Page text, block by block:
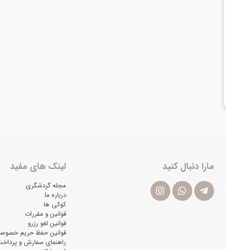
مارا دنبال کنید لینک های مفید
مجله گردشگری
درباره ما
کوکی ها
قوانین و مقررات
قوانین لغو رزرو
قوانین حفظ حریم
راهنمای سفارش و